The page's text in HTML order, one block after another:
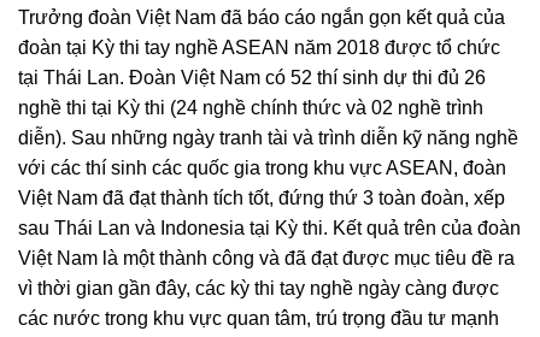
Trưởng đoàn Việt Nam đã báo cáo ngắn gọn kết quả của
đoàn tại Kỳ thi tay nghề ASEAN năm 2018 được tổ chức
tại Thái Lan. Đoàn Việt Nam có 52 thí sinh dự thi đủ 26
nghề thi tại Kỳ thi (24 nghề chính thức và 02 nghề trình
diễn). Sau những ngày tranh tài và trình diễn kỹ năng nghề
với các thí sinh các quốc gia trong khu vực ASEAN, đoàn
Việt Nam đã đạt thành tích tốt, đứng thứ 3 toàn đoàn, xếp
sau Thái Lan và Indonesia tại Kỳ thi. Kết quả trên của đoàn
Việt Nam là một thành công và đã đạt được mục tiêu đề ra
vì thời gian gần đây, các kỳ thi tay nghề ngày càng được
các nước trong khu vực quan tâm, trú trọng đầu tư mạnh